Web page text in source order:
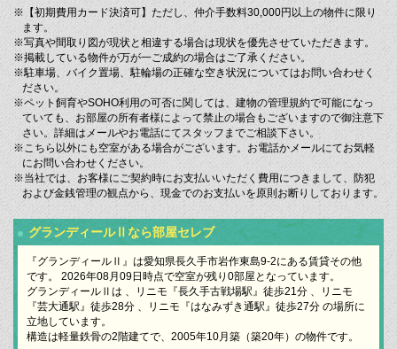
※【初期費用カード決済可】ただし、仲介手数料30,000円以上の物件に限り
ます。
※写真や間取り図が現状と相違する場合は現状を優先させていただきます。
※掲載している物件が万が一ご成約の場合はご了承ください。
※駐車場、バイク置場、駐輪場の正確な空き状況についてはお問い合わせく
ださい。
※ペット飼育やSOHO利用の可否に関しては、建物の管理規約で可能になっ
ていても、お部屋の所有者様によって禁止の場合もございますので御注意下
さい。詳細はメールやお電話にてスタッフまでご相談下さい。
※こちら以外にも空室がある場合がございます。お電話かメールにてお気軽
にお問い合わせください。
※当社では、お客様にご契約時にお支払いいただく費用につきまして、防犯
および金銭管理の観点から、現金でのお支払いを原則お断りしております。
グランディールⅡなら部屋セレブ
『グランディールⅡ』は愛知県長久手市岩作東島9-2にある賃貸その他
です。 2026年08月09日時点で空室が残り0部屋となっています。
グランディールⅡは 、リニモ『長久手古戦場駅』徒歩21分 、リニモ
『芸大通駅』徒歩28分 、リニモ『はなみずき通駅』徒歩27分 の場所に
立地しています。
構造は軽量鉄骨の2階建てで、2005年10月築（築20年）の物件です。